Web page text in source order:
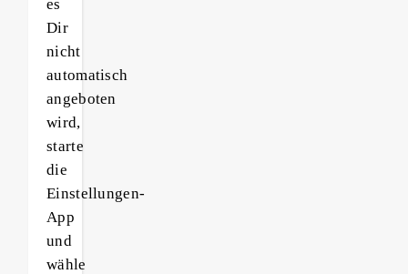
es
Dir
nicht
automatisch
angeboten
wird,
starte
die
Einstellungen-
App
und
wähle